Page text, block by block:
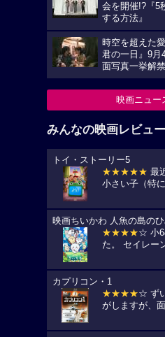
会を開催!?『5
する方法』
時空を超えた
君の一日』9月
面写真一挙解禁
映画ニュー
みんなの映画レビュー
トイ・ストーリー5
★★★★★ 最
小さい子（特
映画ちいかわ 人魚の島の
★★★★☆ 小6
た。 セイレー
カプリコン・1
★★★★☆ ず
がしますが、